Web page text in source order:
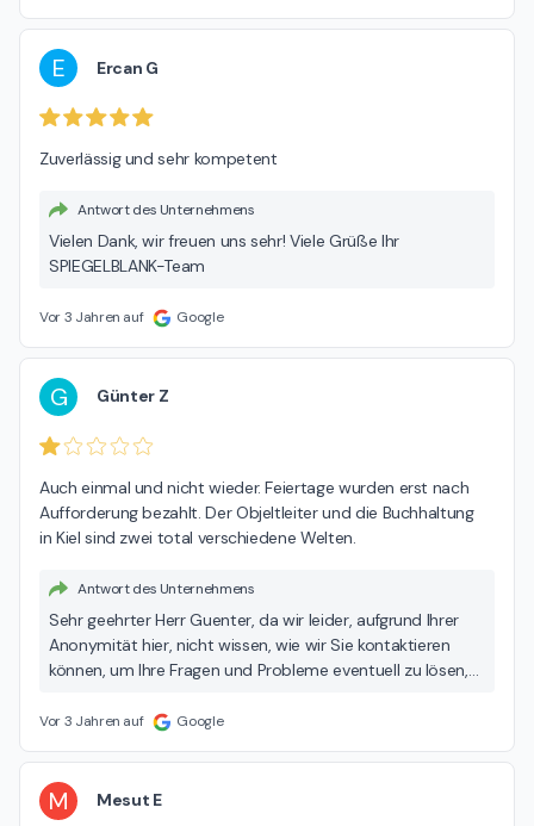
E Ercan G
Zuverlässig und sehr kompetent
Antwort des Unternehmens
Vielen Dank, wir freuen uns sehr! Viele Grüße Ihr
SPIEGELBLANK-Team
Vor 3 Jahren auf Google
G Günter Z
Auch einmal und nicht wieder. Feiertage wurden erst nach
Aufforderung bezahlt. Der Objeltleiter und die Buchhaltung
in Kiel sind zwei total verschiedene Welten.
Antwort des Unternehmens
Sehr geehrter Herr Guenter, da wir leider, aufgrund Ihrer
Anonymität hier, nicht wissen, wie wir Sie kontaktieren
können, um Ihre Fragen und Probleme eventuell zu lösen,
schreiben.Wir schätzen unsere Mitarbeitenden und legen
SPIEHGELBLANK-Team
Vor 3 Jahren auf Google
M Mesut E